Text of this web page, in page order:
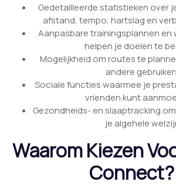
Gedetailleerde statistieken over
afstand, tempo, hartslag en
Aanpasbare trainingsplannen en
helpen je doelen te
Mogelijkheid om routes te
andere
Sociale functies waarmee je
vrienden kunt
Gezondheids- en slaaptracking
je algehele
Waarom Kiezen
Connect?